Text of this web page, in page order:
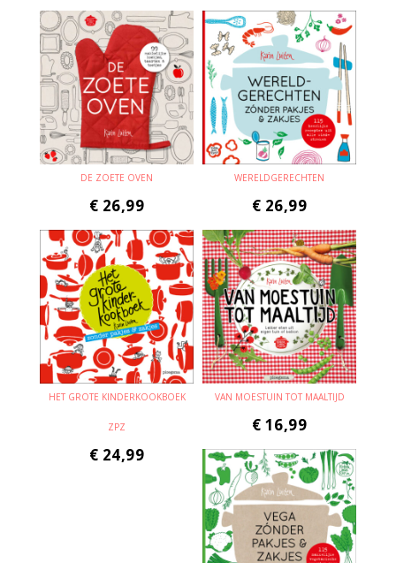
DE ZOETE OVEN
€ 26,99
WERELDGERECHTEN
€ 26,99
HET GROTE KINDERKOOKBOEK
ZPZ
€ 24,99
VAN MOESTUIN TOT MAALTIJD
€ 16,99